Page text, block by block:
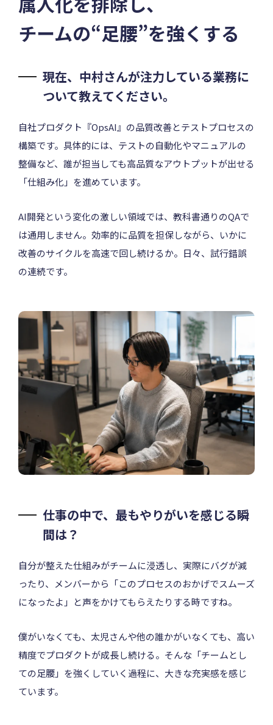
チームの“足腰”を強くする
現在、中村さんが注力している業務に
ついて教えてください。
自社プロダクト『OpsAI』の品質改善とテストプロセスの
構築です。具体的には、テストの自動化やマニュアルの
整備など、誰が担当しても高品質なアウトプットが出せる
「仕組み化」を進めています。
AI開発という変化の激しい領域では、教科書通りのQAで
は通用しません。効率的に品質を担保しながら、いかに
改善のサイクルを高速で回し続けるか。日々、試行錯誤
の連続です。
仕事の中で、最もやりがいを感じる瞬
間は？
自分が整えた仕組みがチームに浸透し、実際にバグが減
ったり、メンバーから「このプロセスのおかげでスムーズ
になったよ」と声をかけてもらえたりする時ですね。
僕がいなくても、太児さんや他の誰かがいなくても、高い
精度でプロダクトが成長し続ける。そんな「チームとし
ての足腰」を強くしていく過程に、大きな充実感を感じ
ています。